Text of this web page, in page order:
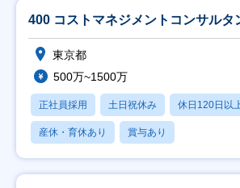
400 コストマネジメントコンサルタ
東京都
500万~1500万
正社員採用 土日祝休み 休日120日以
産休・育休あり 賞与あり